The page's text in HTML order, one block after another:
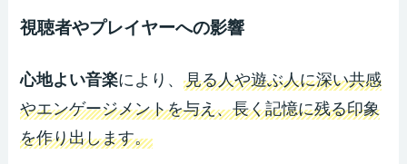
視聴者やプレイヤーへの影響
心地よい音楽により、見る人や遊ぶ人に深い共感
やエンゲージメントを与え、長く記憶に残る印象
を作り出します。